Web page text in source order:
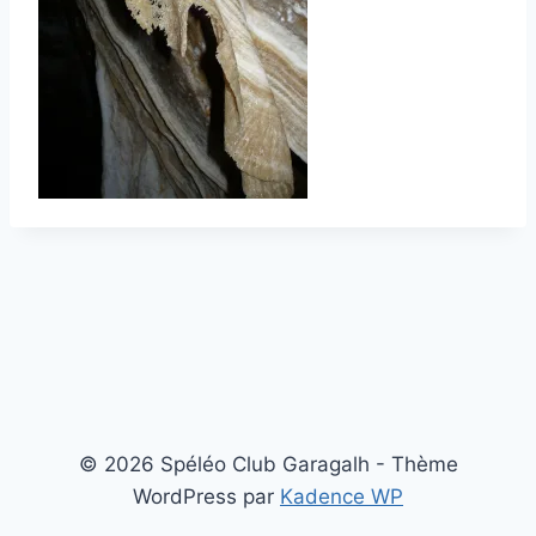
© 2026 Spéléo Club Garagalh - Thème
WordPress par Kadence WP